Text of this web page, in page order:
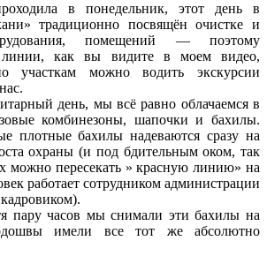
в понедельник, этот день в
традиционно посвящён очистке и
помещений — поэтому
линии, как вы видите в моем видео,
участкам можно водить экскурсии
день, мы всё равно облачаемся в
комбинезоны, шапочки и бахилы.
плотные бахилы надеваются сразу на
охраны (и под бдительным оком, так
можно пересекать » красную линию» на
работает сотрудником администрации
пару часов мы снимали эти бахилы на
имели все тот же абсолютно